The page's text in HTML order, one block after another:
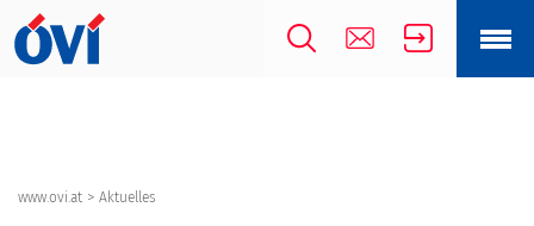
www.ovi.at > Aktuelles